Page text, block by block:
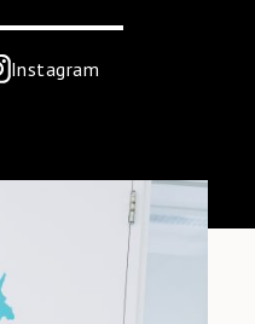
Instagram